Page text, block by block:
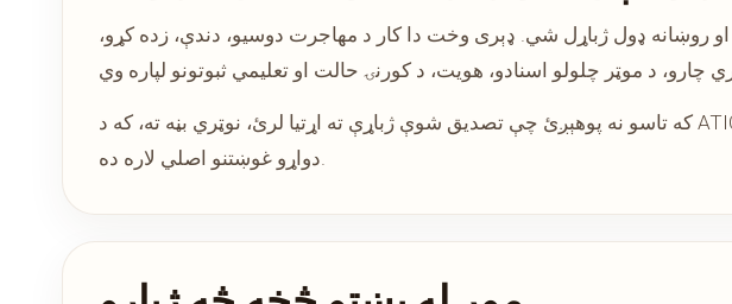
او روښانه ډول ژباړل شي. ډېری وخت دا کار د مهاجرت دوسیو، دندې، زده کړو،